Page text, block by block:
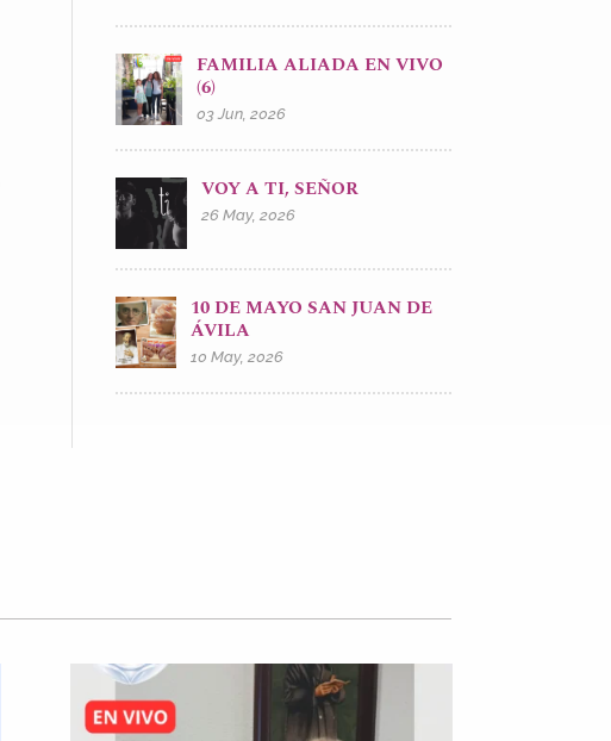
FAMILIA ALIADA EN VIVO
(6)
03 Jun, 2026
VOY A TI, SEÑOR
26 May, 2026
10 DE MAYO SAN JUAN DE
ÁVILA
10 May, 2026